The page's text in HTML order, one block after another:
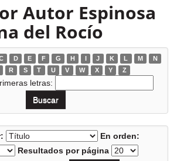
Autor Espinosa
del Rocío
D E F G H I J K L M
N
R S T U V W X Y Z
letras:
En orden:
Resultados por página